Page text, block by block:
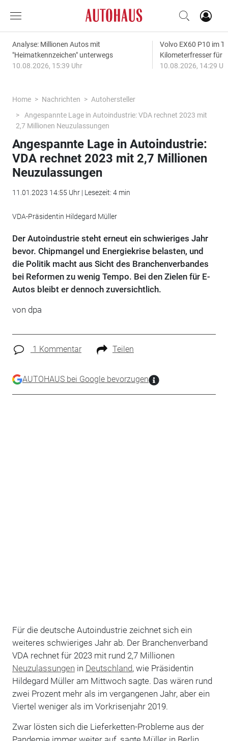
Analyse: Millionen Autos mit
"Heimatkennzeichen" unterwegs
10.08.2026, 15:39 Uhr
Volvo EX60 P10 im
Kilometerfresser für
10.08.2026, 14:29
Home Nachrichten
Autohersteller
Angespannte Lage in Autoindustrie: VDA rechnet 2023 mit
2,7 Millionen Neuzulassungen
Angespannte Lage in Autoindustrie:
VDA rechnet 2023 mit 2,7 Millionen
Neuzulassungen
11.01.2023 14:55 Uhr | Lesezeit: 4 min
VDA-Präsidentin Hildegard Müller
Der Autoindustrie steht erneut ein schwieriges Jahr
bevor. Chipmangel und Energiekrise belasten, und
die Politik macht aus Sicht des Branchenverbandes
bei Reformen zu wenig Tempo. Bei den Zielen für E-
Autos bleibt er dennoch zuversichtlich.
von dpa
1 Kommentar Teilen
AUTOHAUS bei Google bevorzugen
Für die deutsche Autoindustrie zeichnet sich ein
weiteres schwieriges Jahr ab. Der Branchenverband
VDA rechnet für 2023 mit rund 2,7 Millionen
Neuzulassungen in Deutschland, wie Präsidentin
Hildegard Müller am Mittwoch sagte. Das wären rund
zwei Prozent mehr als im vergangenen Jahr, aber ein
Viertel weniger als im Vorkrisenjahr 2019.
Zwar lösten sich die Lieferketten-Probleme aus der